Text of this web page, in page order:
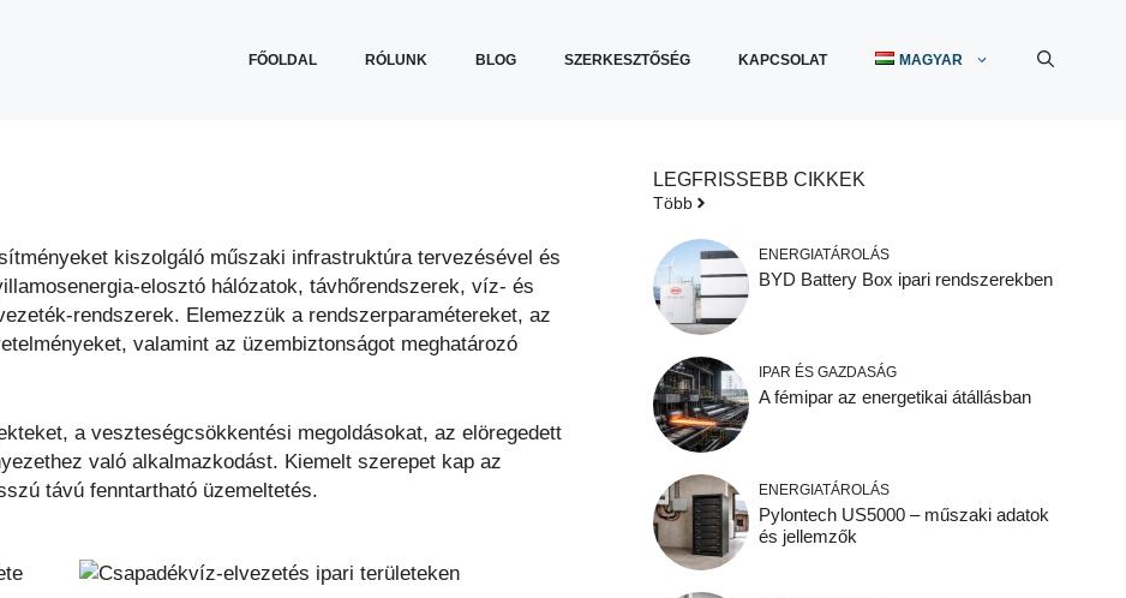
FŐOLDAL RÓLUNK BLOG SZERKESZTŐSÉG KAPCSOLAT MAGYAR
kiszolgáló műszaki infrastruktúra tervezésével és
elosztó hálózatok, távhőrendszerek, víz- és
rendszerek. Elemezzük a rendszerparamétereket, az
valamint az üzembiztonságot meghatározó
a veszteségcsökkentési megoldásokat, az elöregedett
való alkalmazkodást. Kiemelt szerepet kap az
távú fenntartható üzemeltetés.
LEGFRISSEBB CIKKEK
Több
ENERGIATÁROLÁS
BYD Battery Box ipari rendszerekben
IPAR ÉS GAZDASÁG
A fémipar az energetikai átállásban
ENERGIATÁROLÁS
Pylontech US5000 – műszaki adatok
és jellemzők